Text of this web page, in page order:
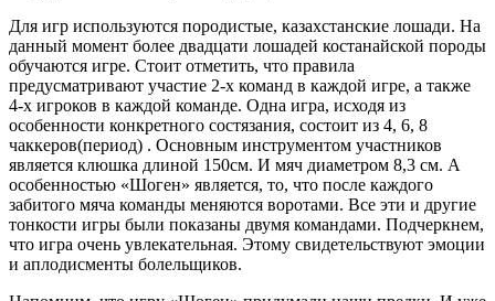
Для игр используются породистые, казахстанские лошади. На
данный момент более двадцати лошадей костанайской породы
обучаются игре. Стоит отметить, что правила
предусматривают участие 2-х команд в каждой игре, а также
4-х игроков в каждой команде. Одна игра, исходя из
особенности конкретного состязания, состоит из 4, 6, 8
чаккеров(период) . Основным инструментом участников
является клюшка длиной 150см. И мяч диаметром 8,3 см. А
особенностью «Шоген» является, то, что после каждого
забитого мяча команды меняются воротами. Все эти и другие
тонкости игры были показаны двумя командами. Подчеркнем,
что игра очень увлекательная. Этому свидетельствуют эмоции
и аплодисменты болельщиков.